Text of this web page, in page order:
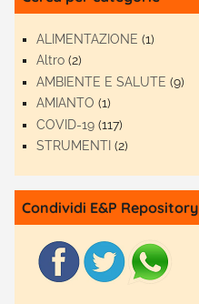
ALIMENTAZIONE (1)
Altro (2)
AMBIENTE E SALUTE (9)
AMIANTO (1)
COVID-19 (117)
STRUMENTI (2)
Condividi E&P Repository